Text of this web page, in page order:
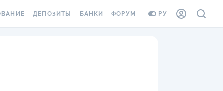
РУ
ДЕПОЗИТЫ БАНКИ ФОРУМ